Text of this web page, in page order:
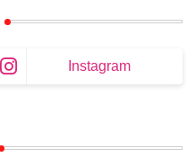
Instagram